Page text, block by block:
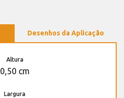
Desenhos da Aplicação
Altura
0,50 cm
Largura